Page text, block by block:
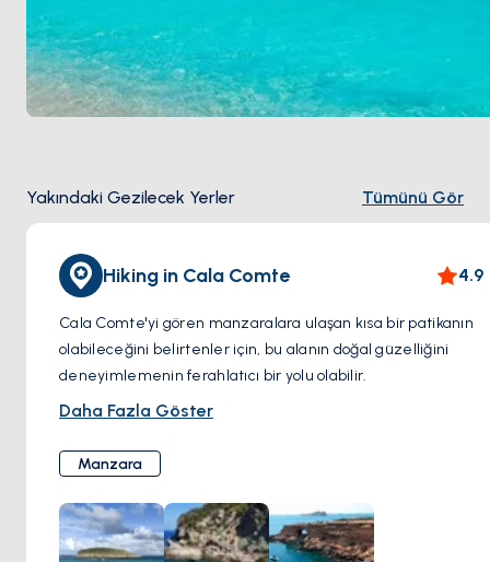
Yakındaki Gezilecek Yerler Tümünü Gör
Hiking in Cala Comte 4.9
Cala Comte'yi gören manzaralara ulaşan kısa bir patikanın
olabileceğini belirtenler için, bu alanın doğal güzelliğini
deneyimlemenin ferahlatıcı bir yolu olabilir.
Daha Fazla Göster
Manzara